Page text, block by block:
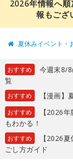
2026年情報へ
報もござ
夏休みイベント・
おすすめ
今週末8/
覧
おすすめ 【漫画
おすすめ
【2026
もわかる！
おすすめ
【2026
ごし方ガイド